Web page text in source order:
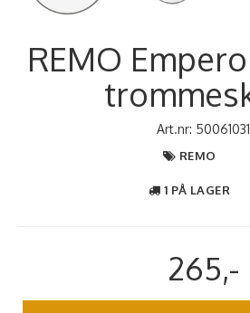
REMO
Art.nr: 50061031
REMO
1 PÅ LAGER
265,-